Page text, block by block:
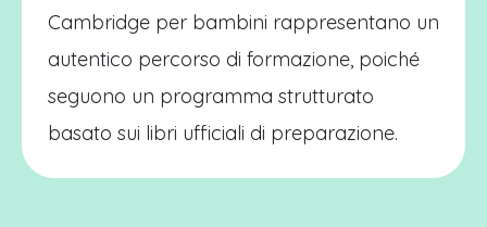
Cambridge per bambini rappresentano un
autentico percorso di formazione, poiché
seguono un programma strutturato
basato sui libri ufficiali di preparazione.